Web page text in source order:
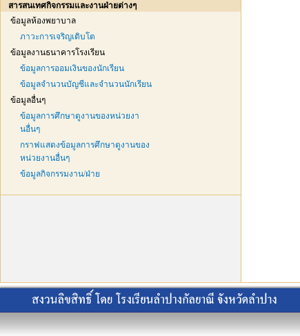
สารสนเทศกิจกรรมและงานฝ่ายต่างๆ
ข้อมูลห้องพยาบาล
ภาวะการเจริญเติบโต
ข้อมูลงานธนาคารโรงเรียน
ข้อมูลการออมเงินของนักเรียน
ข้อมูลจำนวนบัญชีและจำนวนนักเรียน
ข้อมูลอื่นๆ
ข้อมูลการศึกษาดูงานของหน่วยงา
นอื่นๆ
กราฟแสดงข้อมูลการศึกษาดูงานของ
หน่วยงานอื่นๆ
ข้อมูลกิจกรรมงาน/ฝ่าย